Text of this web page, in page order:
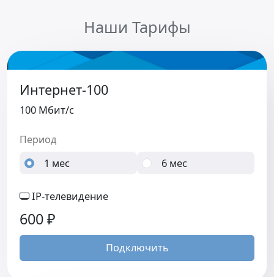
Наши Тарифы
Интернет-100
100 Мбит/c
Период
1 мес 6 мес
IP-телевидение
600₽
Подключить